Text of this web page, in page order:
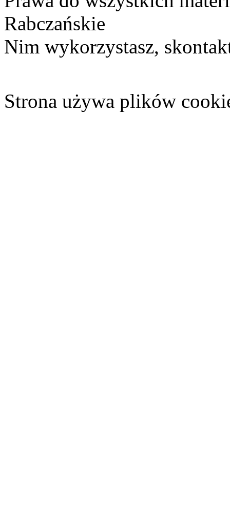
Rabczańskie
Nim wykorzystasz,
Strona używa plików